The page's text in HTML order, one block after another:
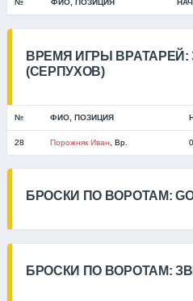
№ ФИО, ПОЗИЦИЯ
ВРЕМЯ ИГРЫ ВРАТАРЕЙ:
(СЕРПУХОВ)
№ ФИО, ПОЗИЦИЯ
28 Порожняк Иван , Вр.
БРОСКИ ПО ВОРОТАМ:
БРОСКИ ПО ВОРОТАМ: